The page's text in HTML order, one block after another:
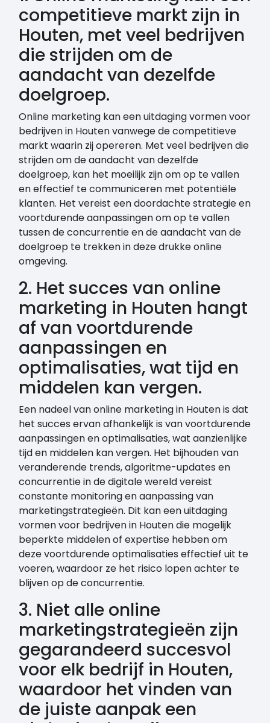
competitieve markt zijn in
Houten, met veel bedrijven
die strijden om de
aandacht van dezelfde
doelgroep.
Online marketing kan een uitdaging vormen voor
bedrijven in Houten vanwege de competitieve
markt waarin zij opereren. Met veel bedrijven die
strijden om de aandacht van dezelfde
doelgroep, kan het moeilijk zijn om op te vallen
en effectief te communiceren met potentiële
klanten. Het vereist een doordachte strategie en
voortdurende aanpassingen om op te vallen
tussen de concurrentie en de aandacht van de
doelgroep te trekken in deze drukke online
omgeving.
2. Het succes van online
marketing in Houten hangt
af van voortdurende
aanpassingen en
optimalisaties, wat tijd en
middelen kan vergen.
Een nadeel van online marketing in Houten is dat
het succes ervan afhankelijk is van voortdurende
aanpassingen en optimalisaties, wat aanzienlijke
tijd en middelen kan vergen. Het bijhouden van
veranderende trends, algoritme-updates en
concurrentie in de digitale wereld vereist
constante monitoring en aanpassing van
marketingstrategieën. Dit kan een uitdaging
vormen voor bedrijven in Houten die mogelijk
beperkte middelen of expertise hebben om
deze voortdurende optimalisaties effectief uit te
voeren, waardoor ze het risico lopen achter te
blijven op de concurrentie.
3. Niet alle online
marketingstrategieën zijn
gegarandeerd succesvol
voor elk bedrijf in Houten,
waardoor het vinden van
de juiste aanpak een